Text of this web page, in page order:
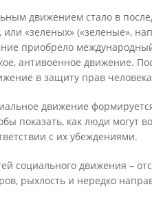
движением стало в
«зеленых» («зеленые»,
приобрело
антивоенное движение.
в защиту прав
движение
показать, как люди могут
с их убеждениями.
социального движения –
рыхлость и нередко